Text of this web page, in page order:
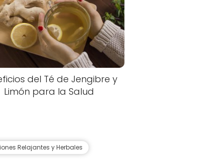
del Té de Jengibre y
Limón para la Salud
Relajantes y Herbales